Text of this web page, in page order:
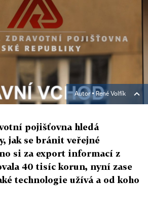
Autor ▪ René Volfík
pojišťovna hledá
jak se bránit veřejné
si za export informací z
40 tisíc korun, nyní zase
technologie užívá a od koho